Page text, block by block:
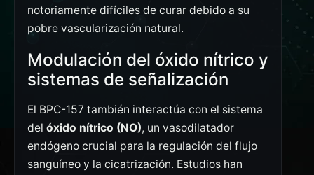
notoriamente difíciles de curar debido a su
pobre vascularización natural.
Modulación del óxido nítrico y
sistemas de señalización
El BPC-157 también interactúa con el sistema
del óxido nítrico (NO), un vasodilatador
endógeno crucial para la regulación del flujo
sanguíneo y la cicatrización. Estudios han